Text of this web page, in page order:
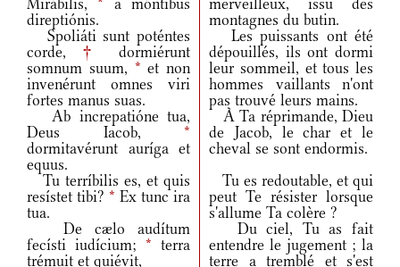
Mirábilis,* a móntibus
direptiónis.
merveilleux, issu des
montagnes du butin.
Spoliáti sunt poténtes
corde, †
dormiérunt
somnum suum, * et non
invenérunt omnes viri
fortes manus suas.
Les puissants ont été
dépouillés, ils ont dormi
leur sommeil, et tous les
hommes vaillants n'ont
pas trouvé leurs mains.
Ab increpatióne tua,
Deus Iacob, *
dormitavérunt auríga et
equus.
À Ta réprimande, Dieu
de Jacob, le char et le
cheval se sont endormis.
Tu terríbilis es, et quis
resístet tibi? * Ex tunc ira
tua.
Tu es redoutable, et qui
peut Te résister lorsque
s'allume Ta colère ?
De cælo audítum
fecísti iudícium; * terra
trémuit et quiévit,
Du ciel, Tu as fait
entendre le jugement ; la
terre a tremblé et s'est